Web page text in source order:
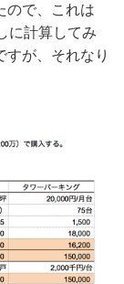
ので、これは
に計算してみ
すが、それなり